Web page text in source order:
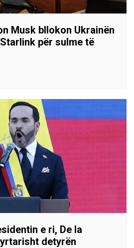
Musk bllokon Ukrainën
për sulme të
e ri, De la
detyrën